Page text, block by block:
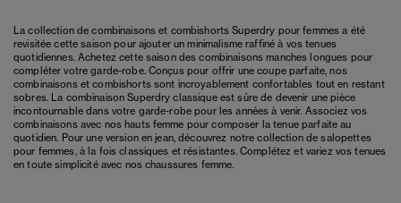
La collection de combinaisons et combishorts Superdry pour femmes a été
revisitée cette saison pour ajouter un minimalisme raffiné à vos tenues
quotidiennes. Achetez cette saison des combinaisons manches longues pour
compléter votre garde-robe. Conçus pour offrir une coupe parfaite, nos
combinaisons et combishorts sont incroyablement confortables tout en restant
sobres. La combinaison Superdry classique est sûre de devenir une pièce
incontournable dans votre garde-robe pour les années à venir. Associez vos
combinaisons avec nos hauts femme pour composer la tenue parfaite au
quotidien. Pour une version en jean, découvrez notre collection de salopettes
pour femmes, à la fois classiques et résistantes. Complétez et variez vos tenues
en toute simplicité avec noschaussures femme.